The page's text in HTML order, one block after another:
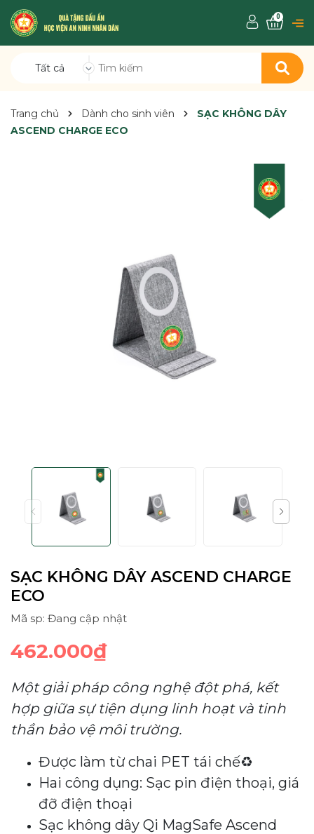
Tất cả
0
Trang chủ Dành cho sinh viên
SẠC KHÔNG DÂY
ASCEND CHARGE ECO
SẠC KHÔNG DÂY ASCEND CHARGE
ECO
Mã sp: Đang cập nhật
462.000₫
Một giải pháp công nghệ đột phá, kết
hợp giữa sự tiện dụng linh hoạt và tinh
thần bảo vệ môi trường.
Được làm từ chai PET tái chế♻
Hai công dụng: Sạc pin điện thoại, giá
đỡ điện thoại
Sạc không dây Qi MagSafe Ascend